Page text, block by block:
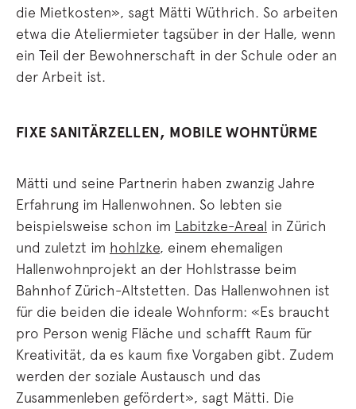
die Mietkosten», sagt Mätti Wüthrich. So arbeiten
etwa die Ateliermieter tagsüber in der Halle, wenn
ein Teil der Bewohnerschaft in der Schule oder an
der Arbeit ist.
FIXE SANITÄRZELLEN, MOBILE WOHNTÜRME
Mätti und seine Partnerin haben zwanzig Jahre
Erfahrung im Hallenwohnen. So lebten sie
beispielsweise schon im Labitzke-Areal in Zürich
und zuletzt im hohlzke, einem ehemaligen
Hallenwohnprojekt an der Hohlstrasse beim
Bahnhof Zürich-Altstetten. Das Hallenwohnen ist
für die beiden die ideale Wohnform: «Es braucht
pro Person wenig Fläche und schafft Raum für
Kreativität, da es kaum fixe Vorgaben gibt. Zudem
werden der soziale Austausch und das
Zusammenleben gefördert», sagt Mätti. Die